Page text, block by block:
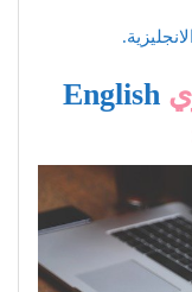
English